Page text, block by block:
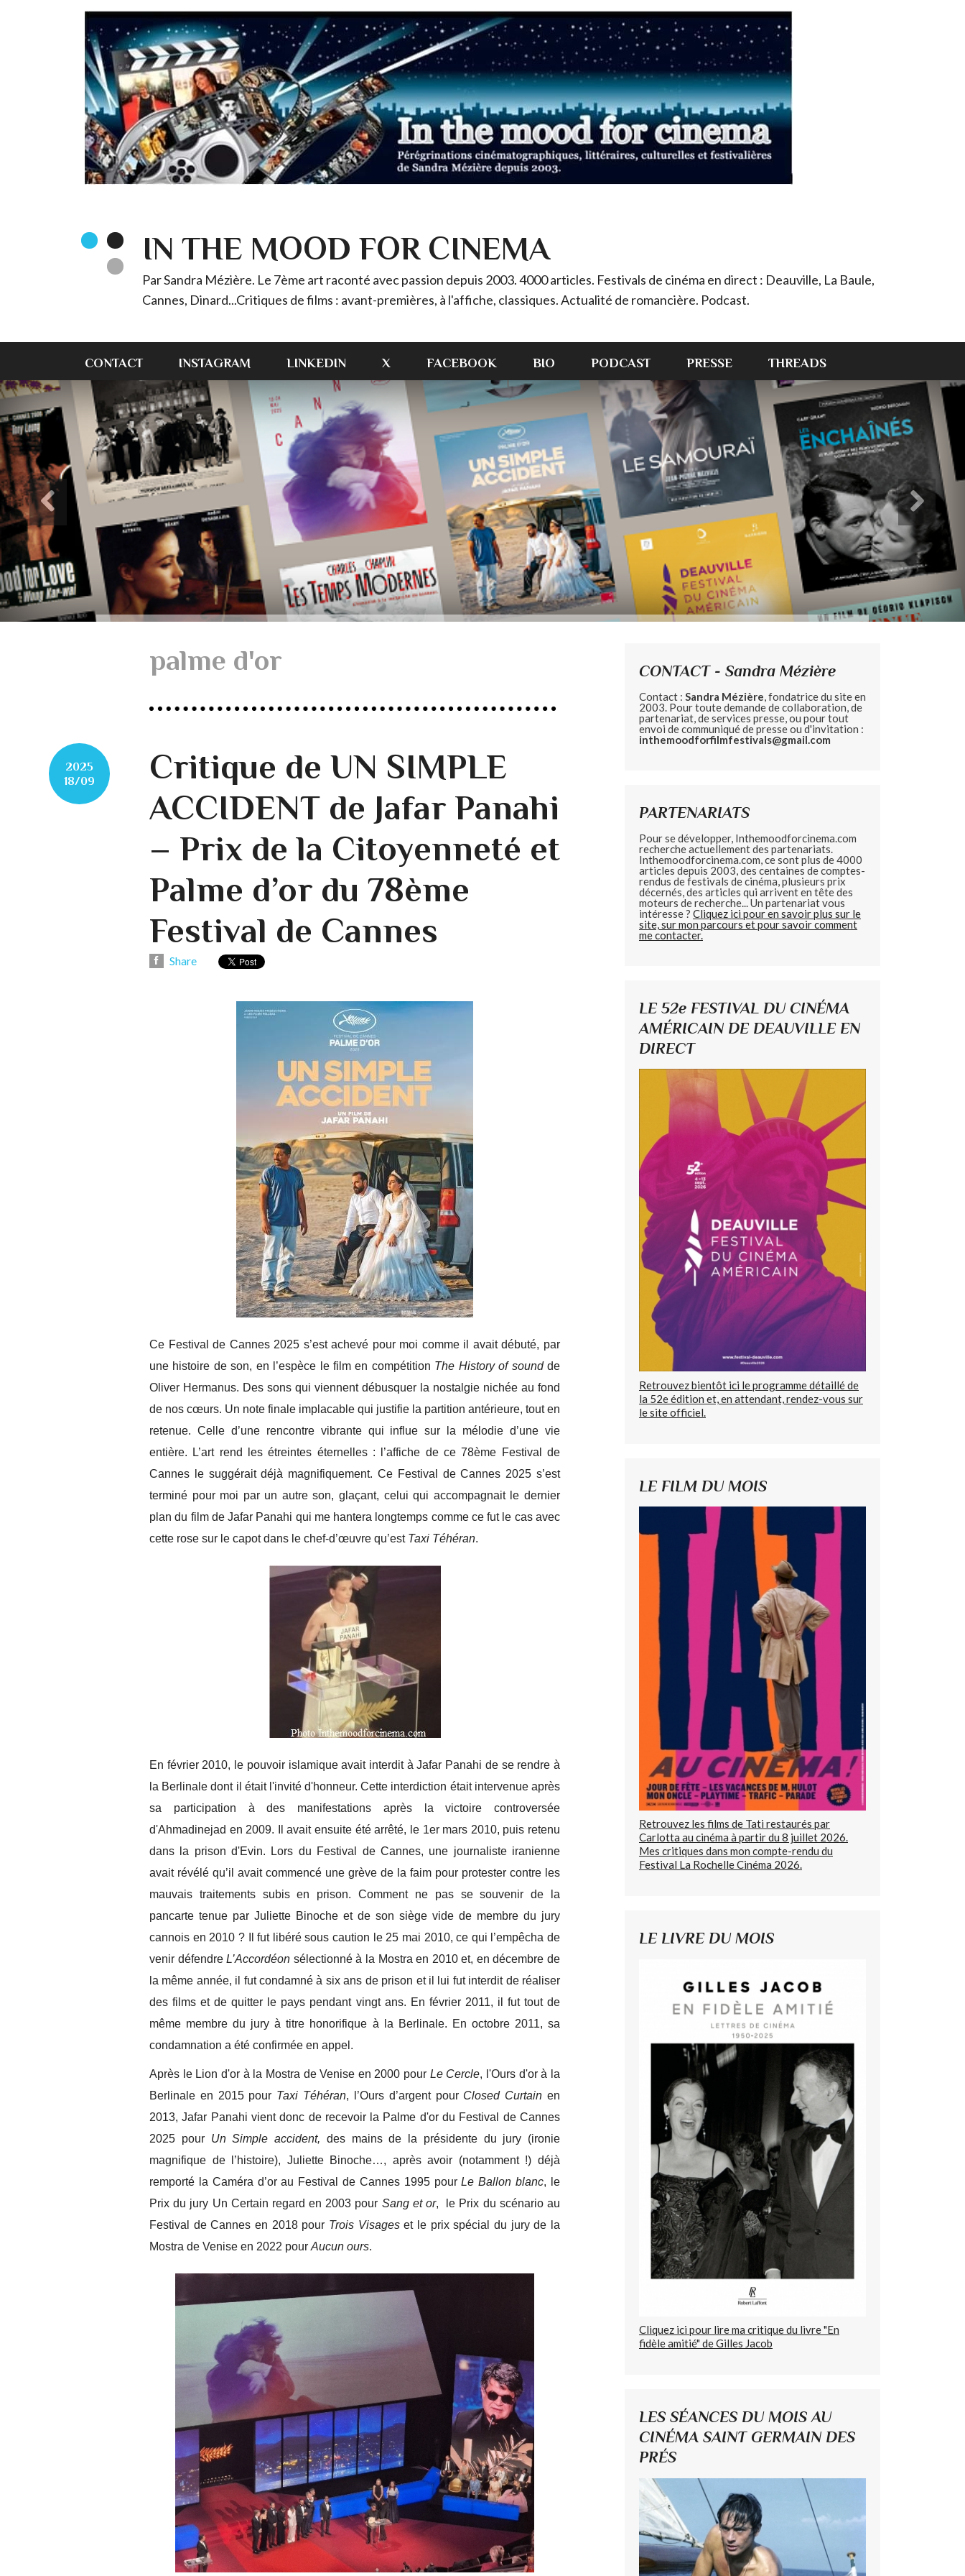
IN THE MOOD FOR CINEMA
Par Sandra Mézière. Le 7ème art raconté avec passion depuis 2003. 4000 articles. Festivals de cinéma en direct : Deauville, La Baule,
Cannes, Dinard...Critiques de films : avant-premières, à l'affiche, classiques. Actualité de romancière. Podcast.
CONTACT INSTAGRAM LINKEDIN X FACEBOOK BIO PODCAST PRESSE THREADS
palme d'or
2025
18/09
Critique de UN SIMPLE
ACCIDENT de Jafar Panahi
– Prix de la Citoyenneté et
Palme d’or du 78ème
Festival de Cannes
Share
Ce Festival de Cannes 2025 s’est achevé pour moi comme il avait débuté, par
une histoire de son, en l’espèce le film en compétition The History of soundde
Oliver Hermanus. Des sons qui viennent débusquer la nostalgie nichée au fond
de nos cœurs. Un note finale implacable qui justifie la partition antérieure, tout en
retenue. Celle d’une rencontre vibrante qui influe sur la mélodie d’une vie
entière. L’art rend les étreintes éternelles : l’affiche de ce 78ème Festival de
Cannes le suggérait déjà magnifiquement. Ce Festival de Cannes 2025 s’est
terminé pour moi par un autre son, glaçant, celui qui accompagnait le dernier
plan du film de Jafar Panahi qui me hantera longtemps comme ce fut le cas avec
cette rose sur le capot dans le chef-d’œuvre qu’est Taxi Téhéran.
En février 2010, le pouvoir islamique avait interdit à Jafar Panahi de se rendre à
la Berlinale dont il était l'invité d'honneur. Cette interdiction était intervenue après
sa participation à des manifestations après la victoire controversée
d'Ahmadinejad en 2009. Il avait ensuite été arrêté, le 1er mars 2010, puis retenu
dans la prison d'Evin. Lors du Festival de Cannes, une journaliste iranienne
avait révélé qu’il avait commencé une grève de la faim pour protester contre les
mauvais traitements subis en prison. Comment ne pas se souvenir de la
pancarte tenue par Juliette Binoche et de son siège vide de membre du jury
cannois en 2010 ? Il fut libéré sous caution le 25 mai 2010, ce qui l’empêcha de
venir défendreL’Accordéon sélectionné à la Mostra en 2010 et, en décembre de
la même année, il fut condamné à six ans de prison et il lui fut interdit de réaliser
des films et de quitter le pays pendant vingt ans. En février 2011, il fut tout de
même membre du jury à titre honorifique à la Berlinale. En octobre 2011, sa
condamnation a été confirmée en appel.
Après le Lion d'or à la Mostra de Venise en 2000 pour Le Cercle, l'Ours d'or à la
Berlinale en 2015 pour Taxi Téhéran, l’Ours d’argent pour Closed Curtainen
2013, Jafar Panahi vient donc de recevoir la Palme d'or du Festival de Cannes
2025 pour Un Simple accident, des mains de la présidente du jury (ironie
magnifique de l’histoire), Juliette Binoche…, après avoir (notamment !) déjà
remporté la Caméra d’or au Festival de Cannes 1995 pourLe Ballon blanc, le
Prix du jury Un Certain regard en 2003 pour Sang et or, le Prix du scénario au
Festival de Cannes en 2018 pour Trois Visageset le prix spécial du jury de la
Mostra de Venise en 2022 pour Aucun ours.
CONTACT - Sandra Mézière
Contact : Sandra Mézière, fondatrice du site en
2003. Pour toute demande de collaboration, de
partenariat, de services presse, ou pour tout
envoi de communiqué de presse ou d'invitation :
inthemoodforfilmfestivals@gmail.com
PARTENARIATS
Pour se développer, Inthemoodforcinema.com
recherche actuellement des partenariats.
Inthemoodforcinema.com, ce sont plus de 4000
articles depuis 2003, des centaines de comptes-
rendus de festivals de cinéma, plusieurs prix
décernés, des articles qui arrivent en tête des
moteurs de recherche... Un partenariat vous
intéresse ? Cliquez ici pour en savoir plus sur le
site, sur mon parcours et pour savoir comment
me contacter.
LE 52e FESTIVAL DU CINÉMA
AMÉRICAIN DE DEAUVILLE EN
DIRECT
Retrouvez bientôt ici le programme détaillé de
la 52e édition et, en attendant, rendez-vous sur
le site officiel.
LE FILM DU MOIS
Retrouvez les films de Tati restaurés par
Carlotta au cinéma à partir du 8 juillet 2026.
Mes critiques dans mon compte-rendu du
Festival La Rochelle Cinéma 2026.
LE LIVRE DU MOIS
Cliquez ici pour lire ma critique du livre "En
fidèle amitié" de Gilles Jacob
LES SÉANCES DU MOIS AU
CINÉMA SAINT GERMAIN DES
PRÉS